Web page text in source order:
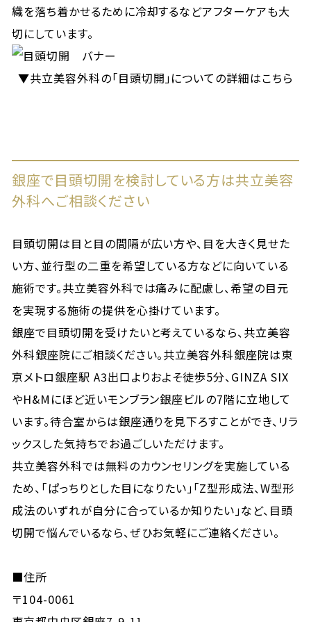
織を落ち着かせるために冷却するなどアフターケアも大
切にしています。
▼共立美容外科の「目頭切開」についての詳細はこちら
銀座で目頭切開を検討している方は共立美容
外科へご相談ください
目頭切開は目と目の間隔が広い方や、目を大きく見せた
い方、並行型の二重を希望している方などに向いている
施術です。共立美容外科では痛みに配慮し、希望の目元
を実現する施術の提供を心掛けています。
銀座で目頭切開を受けたいと考えているなら、共立美容
外科銀座院にご相談ください。共立美容外科銀座院は東
京メトロ銀座駅 A3出口よりおよそ徒歩5分、GINZA SIX
やH&Mにほど近いモンブラン銀座ビルの7階に立地して
います。待合室からは銀座通りを見下ろすことができ、リラ
ックスした気持ちでお過ごしいただけます。
共立美容外科では無料のカウンセリングを実施している
ため、「ぱっちりとした目になりたい」「Z型形成法、W型形
成法のいずれが自分に合っているか知りたい」など、目頭
切開で悩んでいるなら、ぜひお気軽にご連絡ください。
■住所
〒104-0061